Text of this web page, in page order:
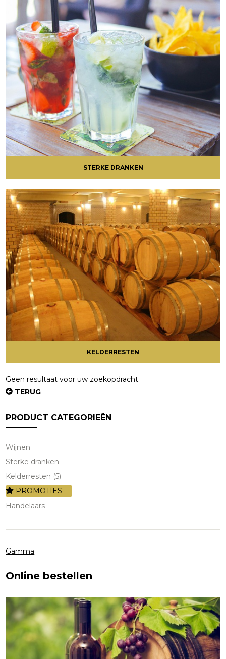
STERKE DRANKEN
KELDERRESTEN
Geen resultaat voor uw zoekopdracht.
TERUG
PRODUCT CATEGORIEËN
Wijnen
Sterke dranken
Kelderresten (5)
PROMOTIES
Handelaars
Gamma
Online bestellen